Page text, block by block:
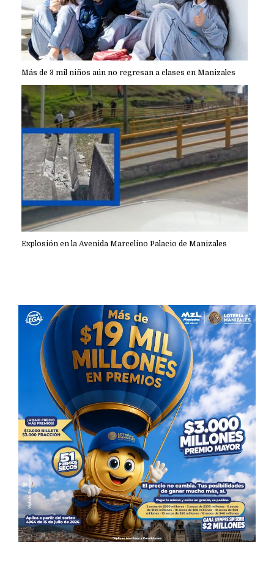
Más de 3 mil niños aún no regresan a clases en Manizales
Explosión en la Avenida Marcelino Palacio de Manizales